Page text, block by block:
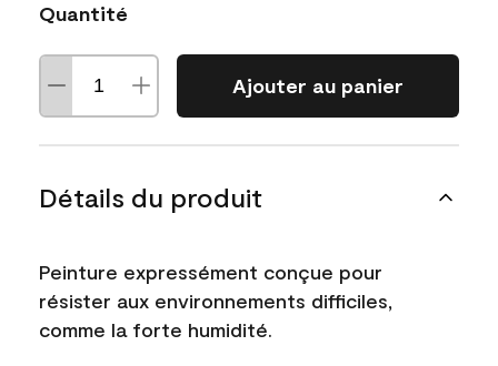
Quantité
Ajouter au panier
Détails du produit
Peinture expressément conçue pour
résister aux environnements difficiles,
comme la forte humidité.